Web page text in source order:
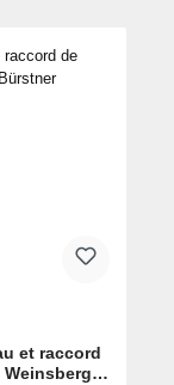
et raccord